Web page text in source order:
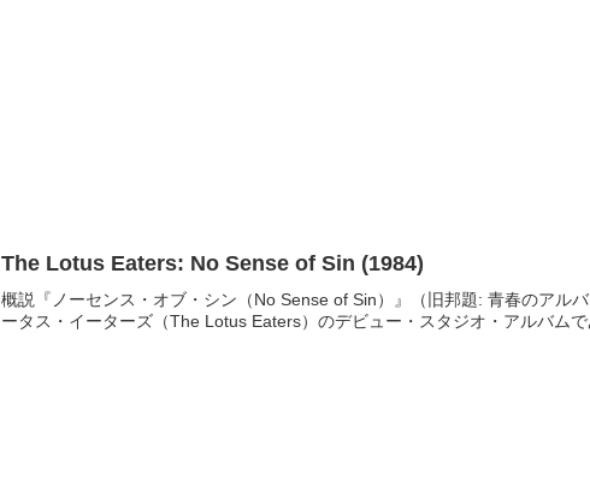
The Lotus Eaters: No Sense of Sin (1984)
概説『ノーセンス・オブ・シン（No Sense of Sin）』（旧邦題: 青春のアル
ータス・イーターズ（The Lotus Eaters）のデビュー・スタジオ・アルバムで